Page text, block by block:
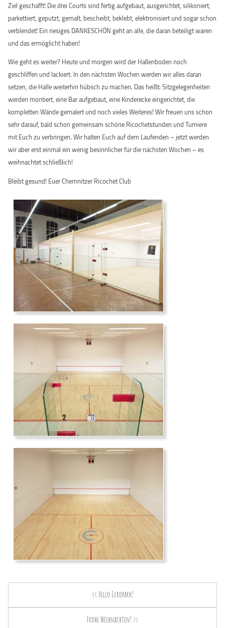
Ziel geschafft! Die drei Courts sind fertig aufgebaut, ausgerichtet, silikoniert,
parkettiert, geputzt, gemalt, bescheibt, beklebt, elektronisiert und sogar schon
verblendet! Ein riesiges DANKESCHÖN geht an alle, die daran beteiligt waren
und das ermöglicht haben!
Wie geht es weiter? Heute und morgen wird der Hallenboden noch
geschliffen und lackiert. In den nächsten Wochen werden wir alles daran
setzen, die Halle weiterhin hübsch zu machen. Das heißt: Sitzgelegenheiten
werden montiert, eine Bar aufgebaut, eine Kinderecke eingerichtet, die
kompletten Wände gemalert und noch vieles Weiteres! Wir freuen uns schon
sehr darauf, bald schon gemeinsam schöne Ricochetstunden und Turniere
mit Euch zu verbringen. Wir halten Euch auf dem Laufenden – jetzt werden
wir aber erst einmal ein wenig besinnlicher für die nächsten Wochen – es
weihnachtet schließlich!
Bleibt gesund! Euer Chemnitzer Ricochet Club
<< Hello Europark!
Frohe Weihnachten! >>